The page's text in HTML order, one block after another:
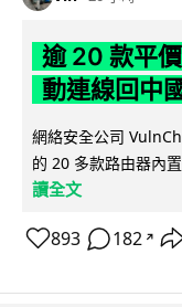
逾 20 款平
動連線回中
網絡安全公司
的 20 多款路由器內
讀全文
893 182 ↗